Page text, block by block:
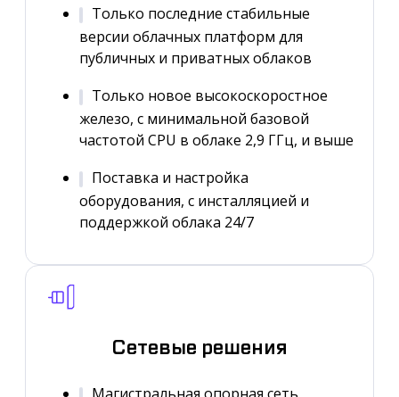
Только последние стабильные
версии облачных платформ для
публичных и приватных облаков
Только новое высокоскоростное
железо, с минимальной базовой
частотой CPU в облаке 2,9 ГГц, и выше
Поставка и настройка
оборудования, с инсталляцией и
поддержкой облака 24/7
Сетевые решения